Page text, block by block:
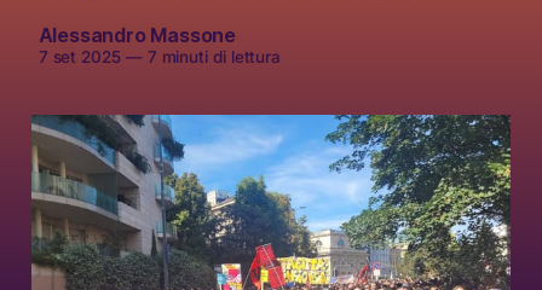
Alessandro Massone
7 set 2025 —7 minuti di lettura